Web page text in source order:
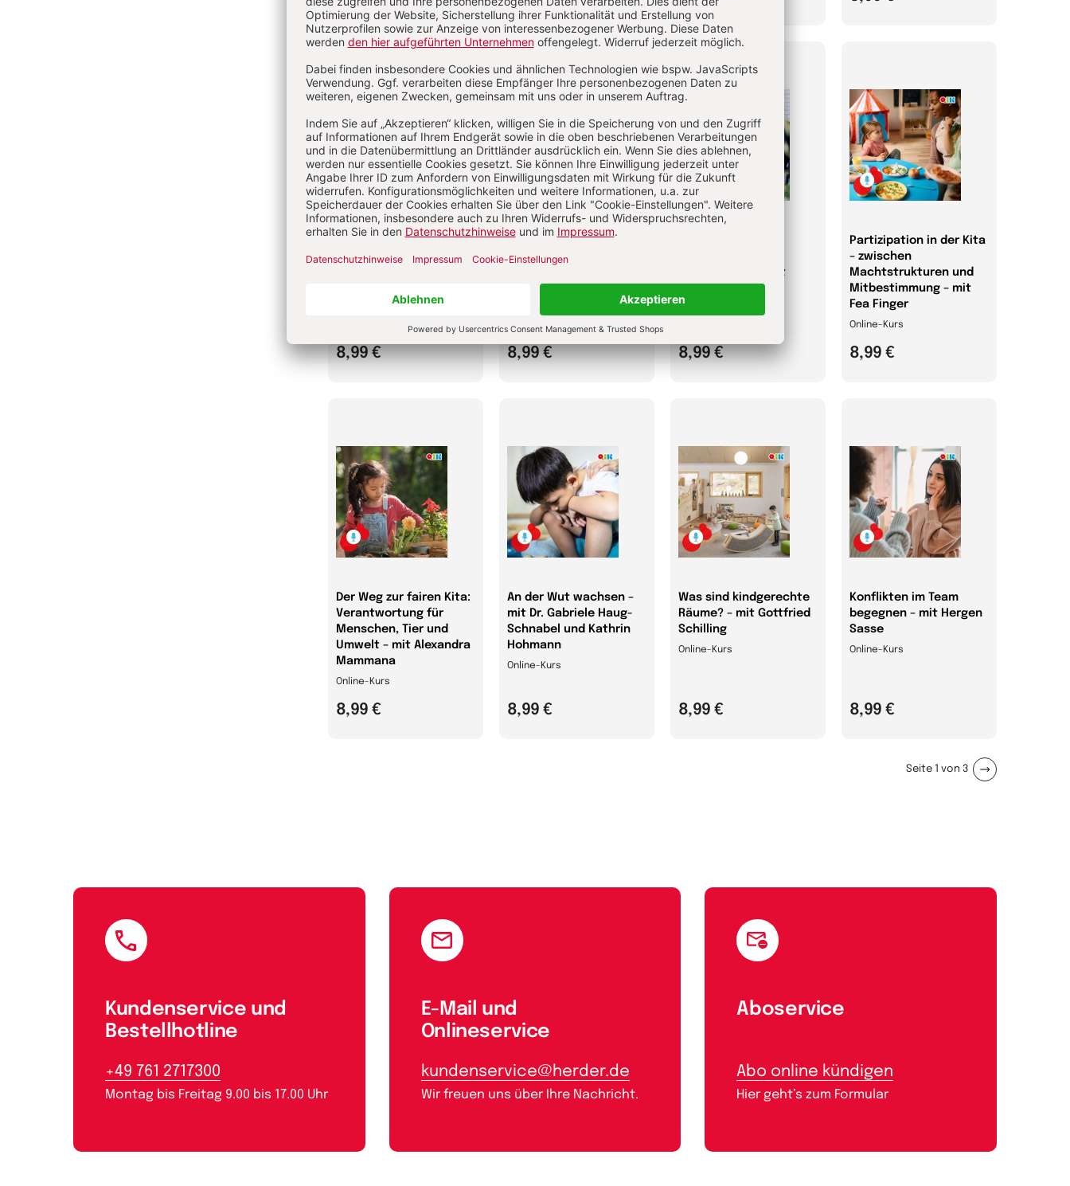
Elternbeteiligung in
Kitas: So gelingt der
8,99 €
Gemeinsam wachsen:
Kultursensible
mit Stefanie Serrato
8,99 €
KinderGarten – mit
Ursula Günster-
Schöning
8,99 €
Partizipation in der Kita
– zwischen
Machtstrukturen und
Mitbestimmung – mit
Fea Finger
Online-Kurs
8,99 €
Der Weg zur fairen Kita:
Verantwortung für
Menschen, Tier und
Umwelt – mit Alexandra
Mammana
Online-Kurs
8,99 €
An der Wut wachsen –
mit Dr. Gabriele Haug-
Schnabel und Kathrin
Hohmann
Online-Kurs
8,99 €
Was sind kindgerechte
Räume? – mit Gottfried
Schilling
Online-Kurs
8,99 €
Konflikten im Team
begegnen – mit Hergen
Sasse
Online-Kurs
8,99 €
Seite von 3
Kundenservice und
Bestellhotline
+49 761 2717300
Montag bis Freitag 9.00 bis 17.00 Uhr
E-Mail und
Onlineservice
kundenservice@herder.de
Wir freuen uns über Ihre Nachricht.
Aboservice
Abo online kündigen
Hier geht’s zum Formular